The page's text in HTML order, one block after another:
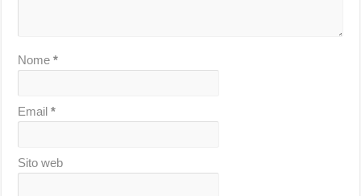
Nome*
Email*
Sito web